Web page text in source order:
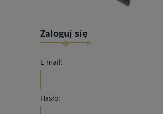
Zaloguj się
E-mail:
Hasło: